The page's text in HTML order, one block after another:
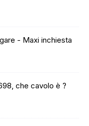
- Maxi inchiesta
che cavolo è ?